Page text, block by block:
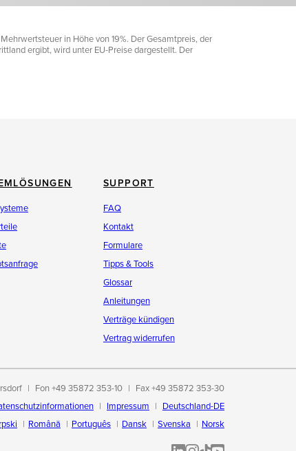
in Höhe von 19%. Der Gesamtpreis, der
ergibt, wird unter EU-Preise dargestellt. Der
SUPPORT
FAQ
Kontakt
Formulare
Tipps & Tools
Glossar
Anleitungen
Verträge kündigen
Vertrag widerrufen
Fon +49 35872 353-10
Fax +49 35872 353-30
Impressum
Deutschland-DE
Română Português Dansk Svenska Norsk